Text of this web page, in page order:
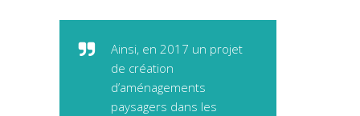
Ainsi, en 2017 un projet
de création
d’aménagements
paysagers dans les